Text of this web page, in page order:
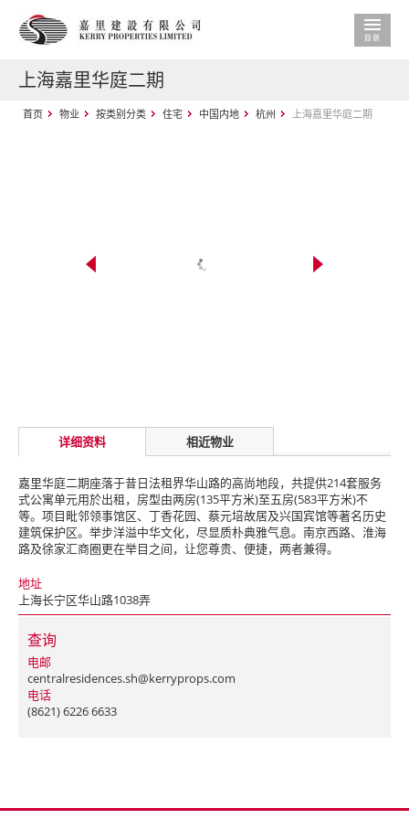
上海嘉里华庭二期
首页 物业 按类别分类 住宅 中国内地 杭州 上海嘉里华庭二期
详细资料 相近物业
嘉里华庭二期座落于昔日法租界华山路的高尚地段，共提供214套服务
式公寓单元用於出租，房型由两房(135平方米)至五房(583平方米)不
等。项目毗邻领事馆区、丁香花园、蔡元培故居及兴国宾馆等著名历史
建筑保护区。举步洋溢中华文化，尽显质朴典雅气息。南京西路、淮海
路及徐家汇商圈更在举目之间，让您尊贵、便捷，两者兼得。
地址
上海长宁区华山路1038弄
查询
电邮
centralresidences.sh@kerryprops.com
电话
(8621) 6226 6633